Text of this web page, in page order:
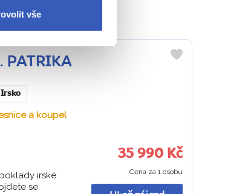
vše
PATRIKA
Irsko
a koupel
irské
se
35 990 Kč
Cena za 1 osobu